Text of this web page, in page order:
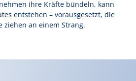
ihre Kräfte bündeln, kann
entstehen – vorausgesetzt, die
ziehen an einem Strang.